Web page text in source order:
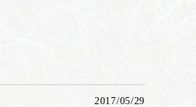
2017/05/29